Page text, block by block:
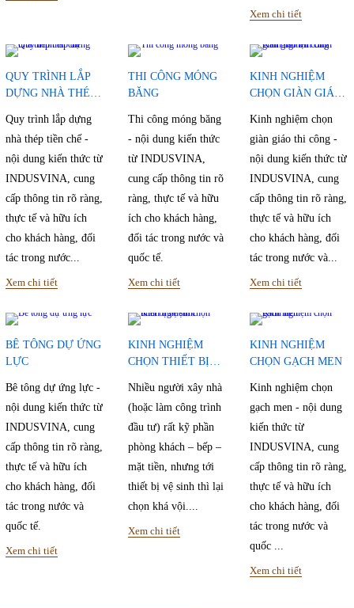
Xem chi tiết
QUY TRÌNH LẮP
DỰNG NHÀ THÉP
Quy trình lắp dựng
nhà thép tiền chế -
nội dung kiến thức từ
INDUSVINA, cung
cấp thông tin rõ ràng,
thực tế và hữu ích
cho khách hàng, đối
tác trong nước...
Xem chi tiết
THI CÔNG MÓNG
BĂNG
Thi công móng băng
- nội dung kiến thức
từ INDUSVINA,
cung cấp thông tin rõ
ràng, thực tế và hữu
ích cho khách hàng,
đối tác trong nước và
quốc tế.
Xem chi tiết
KINH NGHIỆM
CHỌN GIÀN GIÁO
Kinh nghiệm chọn
giàn giáo thi công -
nội dung kiến thức từ
INDUSVINA, cung
cấp thông tin rõ ràng,
thực tế và hữu ích
cho khách hàng, đối
tác trong nước và...
Xem chi tiết
BÊ TÔNG DỰ ỨNG
LỰC
Bê tông dự ứng lực -
nội dung kiến thức từ
INDUSVINA, cung
cấp thông tin rõ ràng,
thực tế và hữu ích
cho khách hàng, đối
tác trong nước và
quốc tế.
Xem chi tiết
KINH NGHIỆM
CHỌN THIẾT BỊ
Nhiều người xây nhà
(hoặc làm công trình
đầu tư) rất kỹ phần
phòng khách – bếp –
mặt tiền, nhưng tới
thiết bị vệ sinh thì lại
chọn khá vội....
Xem chi tiết
KINH NGHIỆM
CHỌN GẠCH MEN
Kinh nghiệm chọn
gạch men - nội dung
kiến thức từ
INDUSVINA, cung
cấp thông tin rõ ràng,
thực tế và hữu ích
cho khách hàng, đối
tác trong nước và
quốc ...
Xem chi tiết